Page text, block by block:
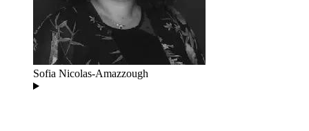
Sofia Nicolas-Amazzough